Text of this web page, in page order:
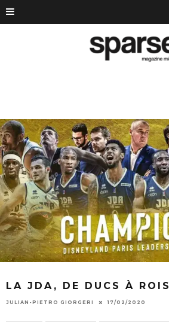
LA JDA, DE DUCS À ROIS
JULIAN-PIETRO GIORGERI 17/02/2020